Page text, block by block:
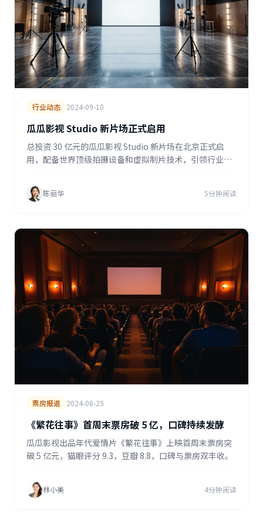
行业动态 2024-09-10
瓜瓜影视 Studio 新片场正式启用
总投资 30 亿元的瓜瓜影视 Studio 新片场在北京正式启
用，配备世界顶级拍摄设备和虚拟制片技术，引领行业创
陈丽华 5分钟阅读
票房报道 2024-08-25
《繁花往事》首周末票房破 5 亿，口碑持续发酵
瓜瓜影视出品年代爱情片《繁花往事》上映首周末票房突
破 5 亿元，猫眼评分 9.3，豆瓣 8.8，口碑与票房双丰收。
林小美 4分钟阅读